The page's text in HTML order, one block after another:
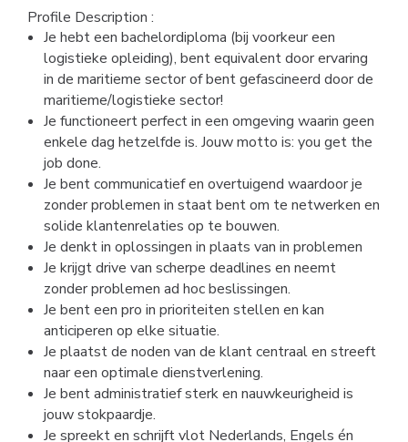
Profile Description :
Je hebt een bachelordiploma (bij voorkeur een
logistieke opleiding), bent equivalent door ervaring
in de maritieme sector of bent gefascineerd door de
maritieme/logistieke sector!
Je functioneert perfect in een omgeving waarin geen
enkele dag hetzelfde is. Jouw motto is: you get the
job done.
Je bent communicatief en overtuigend waardoor je
zonder problemen in staat bent om te netwerken en
solide klantenrelaties op te bouwen.
Je denkt in oplossingen in plaats van in problemen
Je krijgt drive van scherpe deadlines en neemt
zonder problemen ad hoc beslissingen.
Je bent een pro in prioriteiten stellen en kan
anticiperen op elke situatie.
Je plaatst de noden van de klant centraal en streeft
naar een optimale dienstverlening.
Je bent administratief sterk en nauwkeurigheid is
jouw stokpaardje.
Je spreekt en schrijft vlot Nederlands, Engels én